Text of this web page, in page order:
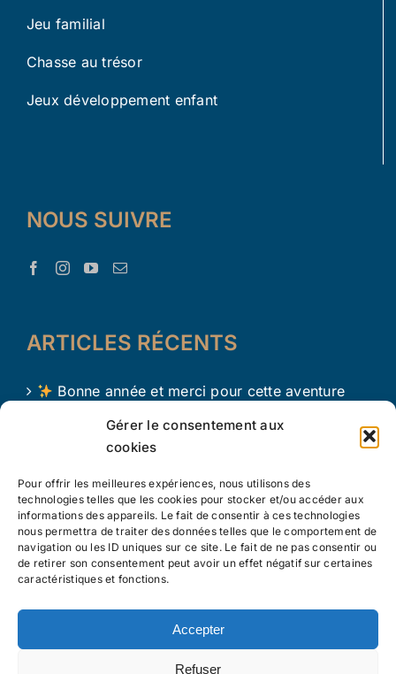
Gérer le consentement aux
cookies
Pour offrir les meilleures expériences, nous utilisons des
technologies telles que les cookies pour stocker et/ou accéder aux
informations des appareils. Le fait de consentir à ces technologies
nous permettra de traiter des données telles que le comportement de
navigation ou les ID uniques sur ce site. Le fait de ne pas consentir ou
de retirer son consentement peut avoir un effet négatif sur certaines
caractéristiques et fonctions.
Accepter
Refuser
Jeu familial
Chasse au trésor
Jeux développement enfant
NOUS SUIVRE
ARTICLES RÉCENTS
Bonne année et merci pour cette aventure
avec Le Trésor d’Aaron !
Le Trésor d Aaron en 2024 !
L’apprentissage par le jeu chez les tout petits
Copyright 2023 Le Trésor d'Aaron Tous droits réservés |
Création de site by Pubinlyon|Politique de confidentialité